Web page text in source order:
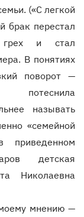
(«С легкой
брак перестал
грех и стал
В понятиях
поворот —
потеснила
называть
«семейной
детская
Николаевна
мнению —